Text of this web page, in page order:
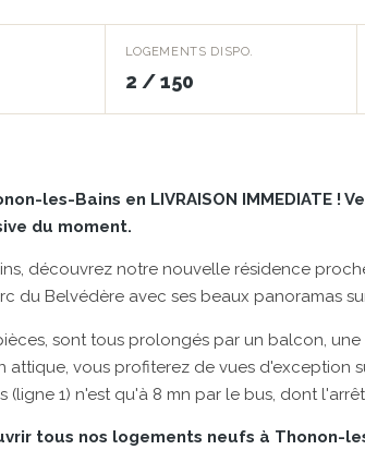
LOGEMENTS DISPO.
2 / 150
les-Bains en LIVRAISON IMMEDIATE !
du moment.
découvrez notre nouvelle résidence
du Belvédère avec ses beaux panoramas
sont tous prolongés par un balcon,
attique, vous profiterez de vues d'exception
(ligne 1) n'est qu'à 8 mn par le bus, dont
tous nos logements neufs à Thonon-